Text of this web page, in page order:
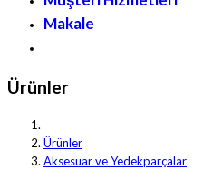
Makale
Ürünler
Ürünler
Aksesuar ve Yedekparçalar